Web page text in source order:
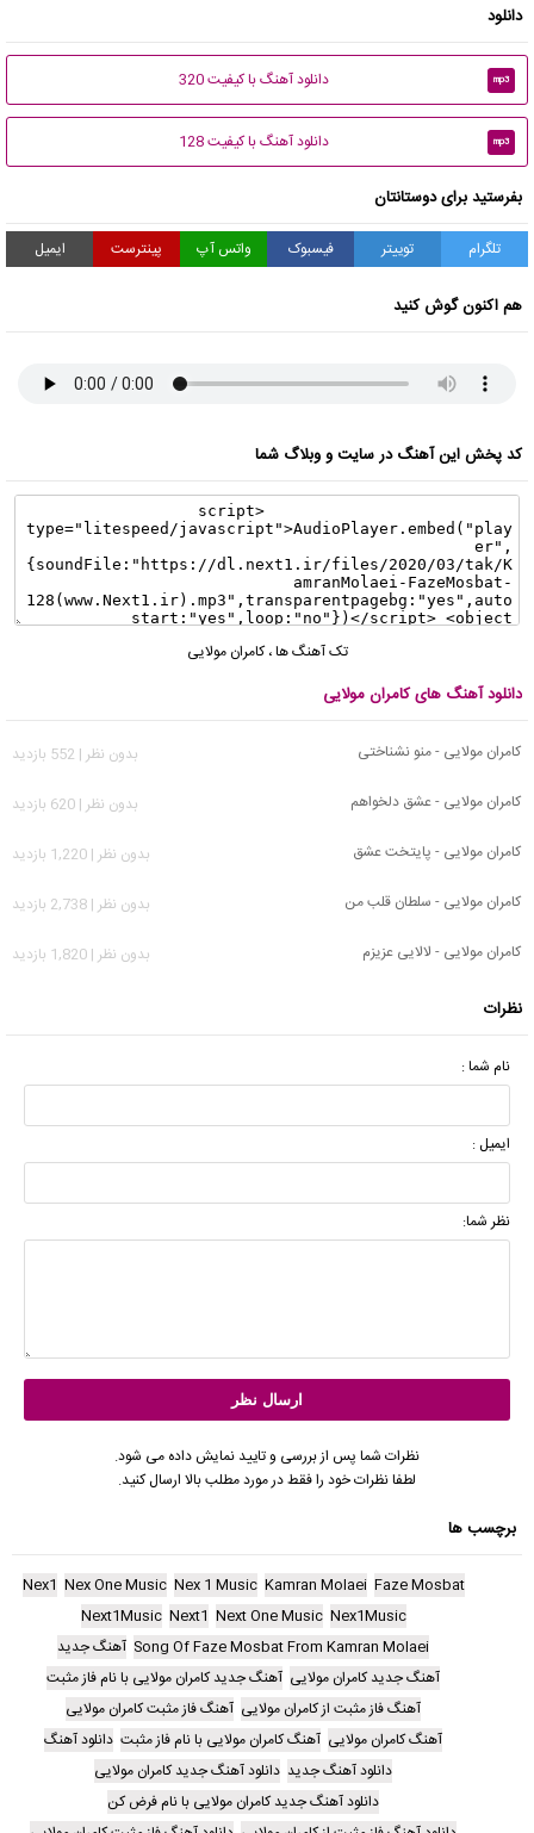
دانلود
mp3 دانلود آهنگ با کیفیت 320
mp3 دانلود آهنگ با کیفیت 128
بفرستید برای دوستانتان
تلگرام توییتر فیسبوک واتس آپ پینترست ایمیل
هم اکنون گوش کنید
کد پخش این آهنگ در سایت و وبلاگ شما
تک آهنگ ها،کامران مولایی
دانلود آهنگ های کامران مولایی
کامران مولایی - منو نشناختی
بدون نظر | 552 بازدید
کامران مولایی - عشق دلخواهم
بدون نظر | 620 بازدید
کامران مولایی - پایتخت عشق
بدون نظر | 1,220 بازدید
کامران مولایی - سلطان قلب من
بدون نظر | 2,738 بازدید
کامران مولایی - لالایی عزیزم
بدون نظر | 1,820 بازدید
نظرات
نام شما :
ایمیل :
نظر شما:
نظرات شما پس از بررسی و تایید نمایش داده می شود.
لطفا نظرات خود را فقط در مورد مطلب بالا ارسال کنید.
برچسب ها
Faze Mosbat
Kamran Molaei
Nex 1 Music
Nex One Music
Nex1
Nex1Music
Next One Music
Next1
Next1Music
Song Of Faze Mosbat From Kamran Molaei آهنگ جدید
آهنگ جدید کامران مولایی آهنگ جدید کامران مولایی با نام فاز مثبت
آهنگ فاز مثبت از کامران مولایی آهنگ فاز مثبت کامران مولایی
آهنگ کامران مولایی آهنگ کامران مولایی با نام فاز مثبت دانلود آهنگ
دانلود آهنگ جدید دانلود آهنگ جدید کامران مولایی
دانلود آهنگ جدید کامران مولایی با نام فرض کن